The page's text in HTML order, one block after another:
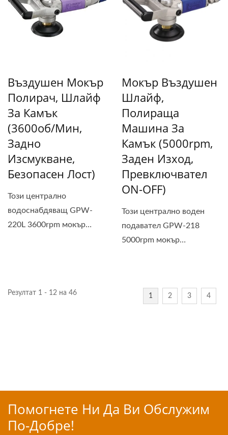
Въздушен Мокър
Полирач, Шлайф
За Камък
(3600об/мин,
Задно
Изсмукване,
Безопасен Лост)
Този централно
водоснабдяващ GPW-
220L 3600rpm мокър
Мокър Въздушен
Шлайф,
Полираща
Машина За
Камък (5000rpm,
Заден Изход,
Превключвател
ON-OFF)
Този централно воден
подавател GPW-218
5000rpm мокър
Резултат 1 - 12 на 46 1 2 3 4
Помогнете Ни Да Ви Обслужим
По-Добре!